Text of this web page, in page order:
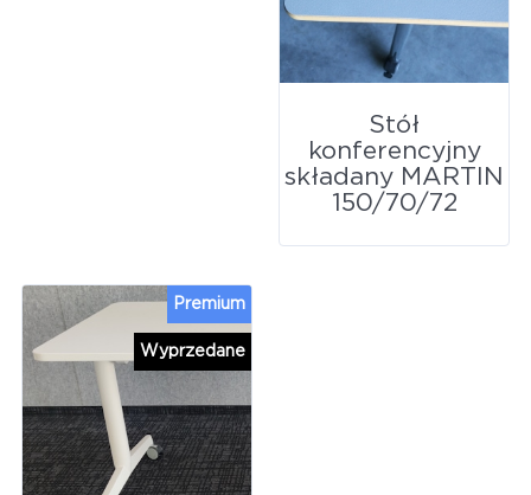
Stół
konferencyjny
składany MARTIN
150/70/72
Wyprzedane
Premium